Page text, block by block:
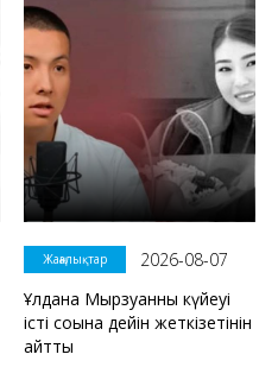
Жаңалықтар
2026-08-07
Ұлдана Мырзуанның күйеуі
істі соңына дейін жеткізетінін
айтты